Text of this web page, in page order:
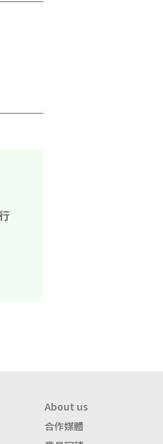
About us
合作媒體